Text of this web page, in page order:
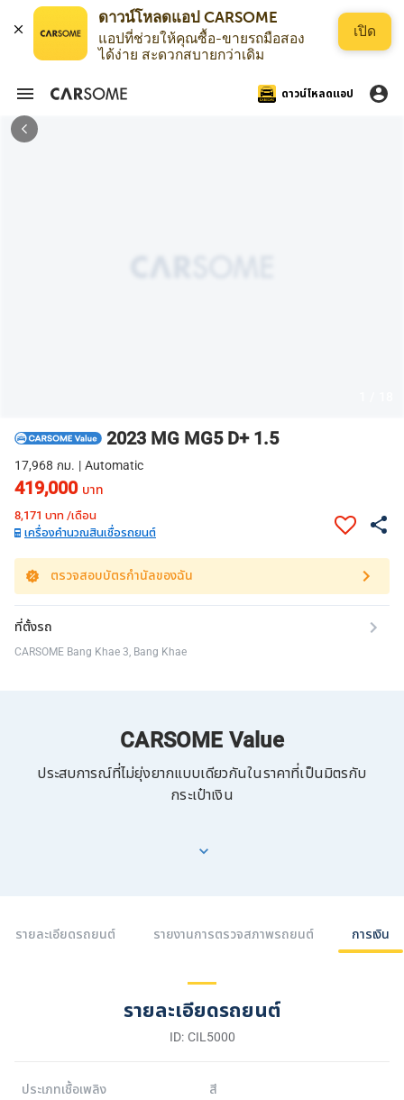
แอปที่ช่วยให้คุณซื้อ-ขายรถมือสอง
ได้ง่าย สะดวกสบายกว่าเดิม
เปิด
ดาวน์โหลดแอป
2023 MG MG5 D+ 1.5
17,968 กม. | Automatic
419,000 บาท
8,171 บาท /เดือน
เครื่องคำนวณสินเชื่อรถยนต์
ตรวจสอบบัตรกำนัลของฉัน
ที่ตั้งรถ
CARSOME Bang Khae 3, Bang Khae
CARSOME Value
ประสบการณ์ที่ไม่ยุ่งยากแบบเดียวกันในราคาที่เป็นมิตรกับ
กระเป๋าเงิน
รายละเอียดรถยนต์ รายงานการตรวจสภาพรถยนต์ การเงิน
รายละเอียดรถยนต์
ID: CIL5000
ประเภทเชื้อเพลิง
สี